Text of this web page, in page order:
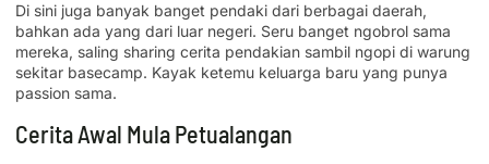
Di sini juga banyak banget pendaki dari berbagai daerah,
bahkan ada yang dari luar negeri. Seru banget ngobrol sama
mereka, saling sharing cerita pendakian sambil ngopi di warung
sekitar basecamp. Kayak ketemu keluarga baru yang punya
passion sama.
Cerita Awal Mula Petualangan